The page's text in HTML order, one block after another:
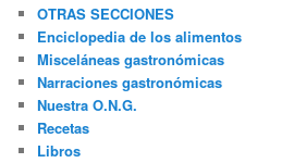
c
a
r
OTRAS SECCIONES
Enciclopedia de los alimentos
Misceláneas gastronómicas
Narraciones gastronómicas
Nuestra O.N.G.
Recetas
Libros